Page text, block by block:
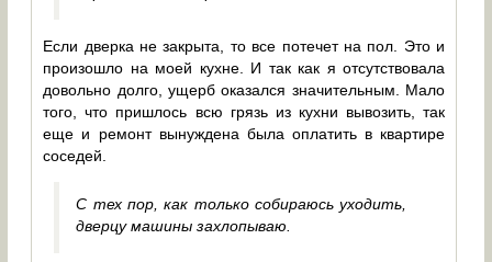
Если дверка не закрыта, то все потечет на пол. Это и
произошло на моей кухне. И так как я отсутствовала
довольно долго, ущерб оказался значительным. Мало
того, что пришлось всю грязь из кухни вывозить, так
еще и ремонт вынуждена была оплатить в квартире
соседей.
С тех пор, как только собираюсь уходить,
дверцу машины захлопываю.